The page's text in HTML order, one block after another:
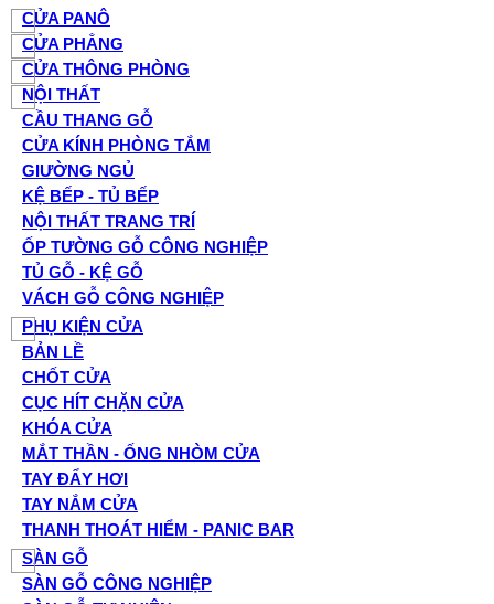
CỬA PANÔ
CỬA PHẲNG
CỬA THÔNG PHÒNG
NỘI THẤT
CẦU THANG GỖ
CỬA KÍNH PHÒNG TẮM
GIƯỜNG NGỦ
KỆ BẾP - TỦ BẾP
NỘI THẤT TRANG TRÍ
ỐP TƯỜNG GỖ CÔNG NGHIỆP
TỦ GỖ - KỆ GỖ
VÁCH GỖ CÔNG NGHIỆP
PHỤ KIỆN CỬA
BẢN LỀ
CHỐT CỬA
CỤC HÍT CHẶN CỬA
KHÓA CỬA
MẮT THẦN - ỐNG NHÒM CỬA
TAY ĐẨY HƠI
TAY NẮM CỬA
THANH THOÁT HIỂM - PANIC BAR
SÀN GỖ
SÀN GỖ CÔNG NGHIỆP